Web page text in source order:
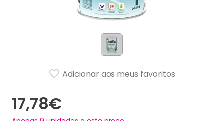
17,78€
Adicionar aos meus favoritos